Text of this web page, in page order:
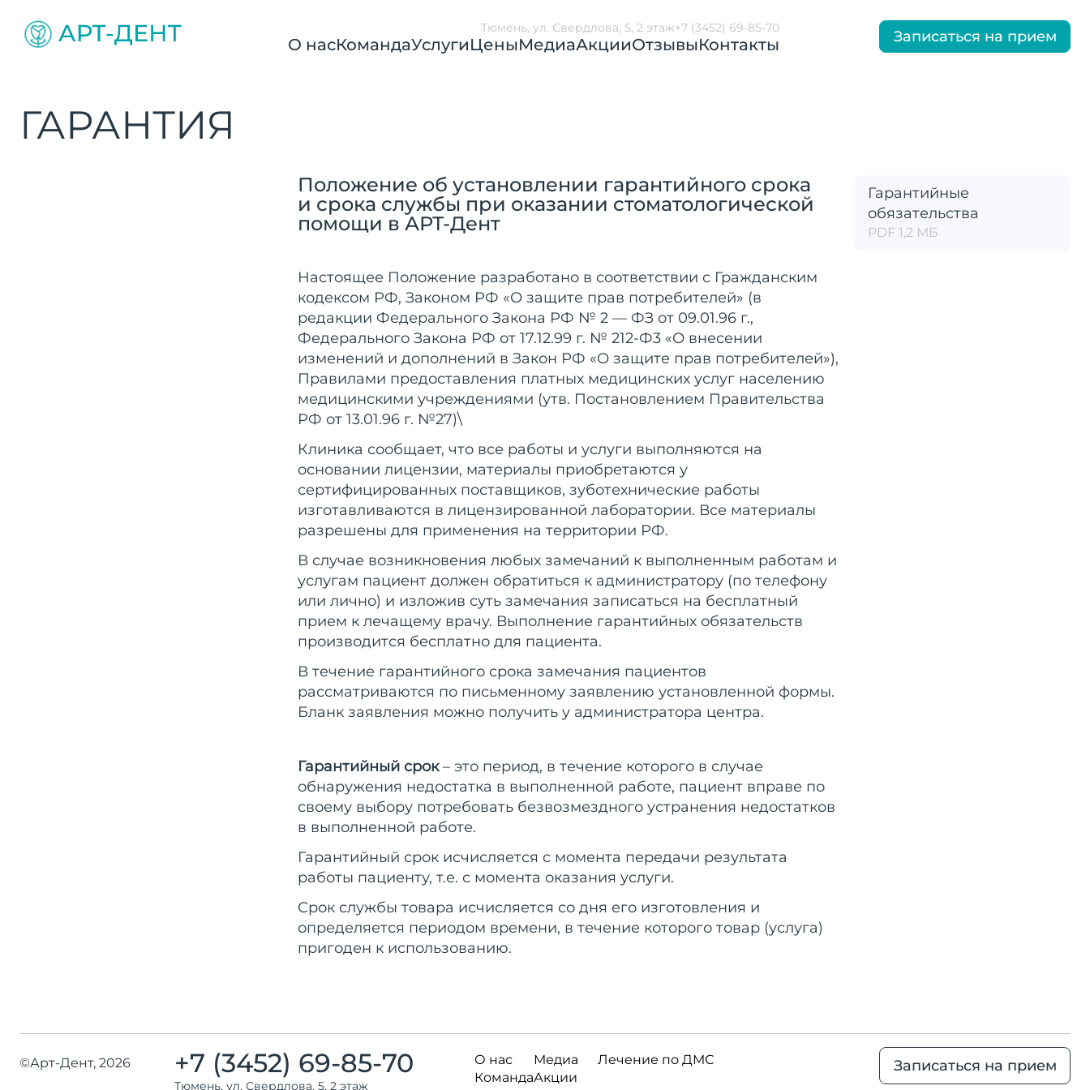
Тюмень, ул. Свердлова, 5, 2 этаж+7 (3452) 69-85-70
О насКомандаУслугиЦеныМедиаАкцииОтзывыКонтакты Записаться на прием
ГАРАНТИЯ
Положение об установлении гарантийного срока
и срока службы при оказании стоматологической
помощи в АРТ-Дент
Настоящее Положение разработано в соответствии с Гражданским
кодексом РФ, Законом РФ «О защите прав потребителей» (в
редакции Федерального Закона РФ № 2 — ФЗ от 09.01.96 г.,
Федерального Закона РФ от 17.12.99 г. № 212-Ф3 «О внесении
изменений и дополнений в Закон РФ «О защите прав потребителей»),
Правилами предоставления платных медицинских услуг населению
медицинскими учреждениями (утв. Постановлением Правительства
РФ от 13.01.96 г. №27)\
Клиника сообщает, что все работы и услуги выполняются на
основании лицензии, материалы приобретаются у
сертифицированных поставщиков, зуботехнические работы
изготавливаются в лицензированной лаборатории. Все материалы
разрешены для применения на территории РФ.
В случае возникновения любых замечаний к выполненным работам и
услугам пациент должен обратиться к администратору (по телефону
или лично) и изложив суть замечания записаться на бесплатный
прием к лечащему врачу. Выполнение гарантийных обязательств
производится бесплатно для пациента.
В течение гарантийного срока замечания пациентов
рассматриваются по письменному заявлению установленной формы.
Бланк заявления можно получить у администратора центра.
Гарантийный срок– это период, в течение которого в случае
обнаружения недостатка в выполненной работе, пациент вправе по
своему выбору потребовать безвозмездного устранения недостатков
в выполненной работе.
Гарантийный срок исчисляется с момента передачи результата
работы пациенту, т.е. с момента оказания услуги.
Срок службы товара исчисляется со дня его изготовления и
определяется периодом времени, в течение которого товар (услуга)
пригоден к использованию.
Гарантийные
обязательства
PDF 1,2 МБ
©Арт-Дент, 2026 +7 (3452) 69-85-70
Тюмень, ул. Свердлова, 5, 2 этаж
О нас
Команда
Медиа
Акции
Лечение по ДМС Записаться на прием